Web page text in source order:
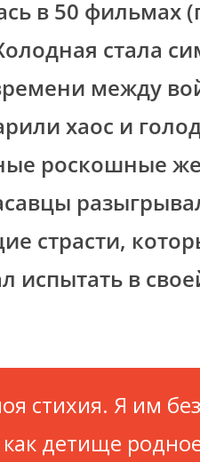
в 50 фильмах
стала
между
хаос и
роскошные
страсти,
испытать в
стихия. Я им
детище